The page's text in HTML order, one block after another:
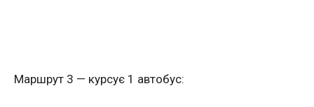
Маршрут 3 — курсує 1 автобус: